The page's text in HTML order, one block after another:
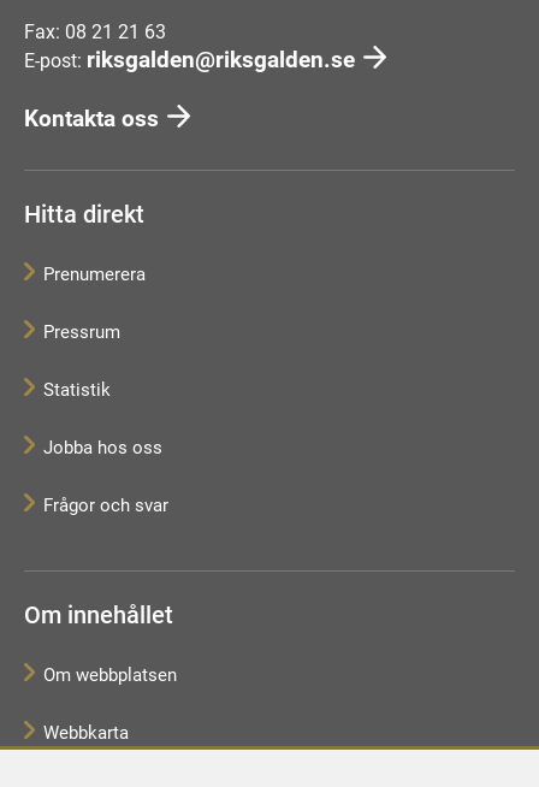
Fax: 08 21 21 63
E-post: riksgalden@riksgalden.se
Kontakta oss
Hitta direkt
Prenumerera
Pressrum
Statistik
Jobba hos oss
Frågor och svar
Om innehållet
Om webbplatsen
Webbkarta